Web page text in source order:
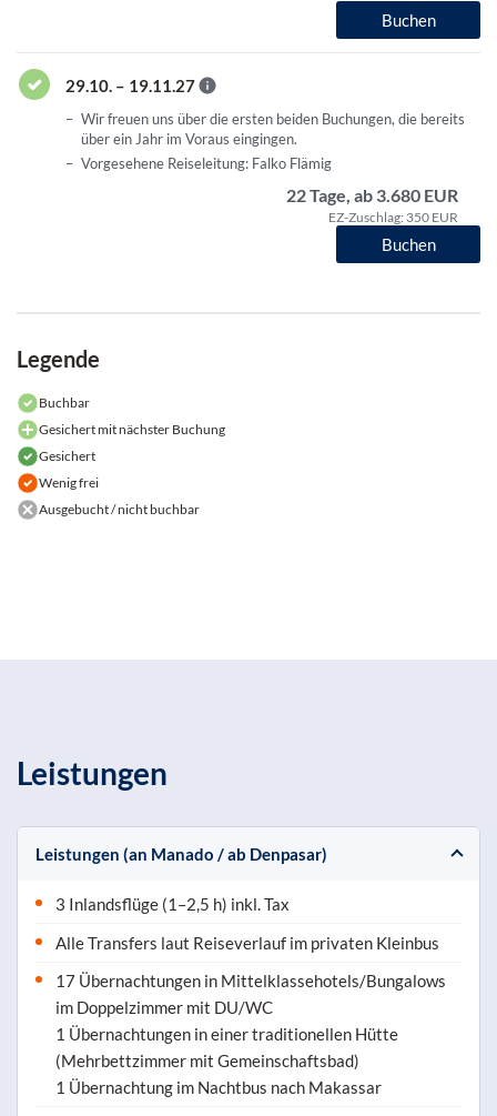
Buchen
29.10. – 19.11.27
Wir freuen uns über die ersten beiden Buchungen, die bereits
über ein Jahr im Voraus eingingen.
Vorgesehene Reiseleitung: Falko Flämig
22 Tage, ab 3.680 EUR
EZ-Zuschlag: 350 EUR
Buchen
Legende
Buchbar
Gesichert mit nächster Buchung
Gesichert
Wenig frei
Ausgebucht / nicht buchbar
Leistungen
Leistungen (an Manado / ab Denpasar)
3 Inlandsflüge (1–2,5 h) inkl. Tax
Alle Transfers laut Reiseverlauf im privaten Kleinbus
17 Übernachtungen in Mittelklassehotels/Bungalows
im Doppelzimmer mit DU/WC
1 Übernachtungen in einer traditionellen Hütte
(Mehrbettzimmer mit Gemeinschaftsbad)
1 Übernachtung im Nachtbus nach Makassar